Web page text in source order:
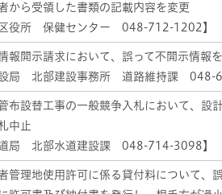
から受領した書類の記載内容を変更
区役所 保健センター 048-712-1202】
報開示請求において、誤って不開示情報
設局 北部建設事務所 道路維持課 048-
布設替工事の一般競争入札において、設
中止
道局 北部水道建設課 048-714-3098】
管理地使用許可に係る貸付料について、